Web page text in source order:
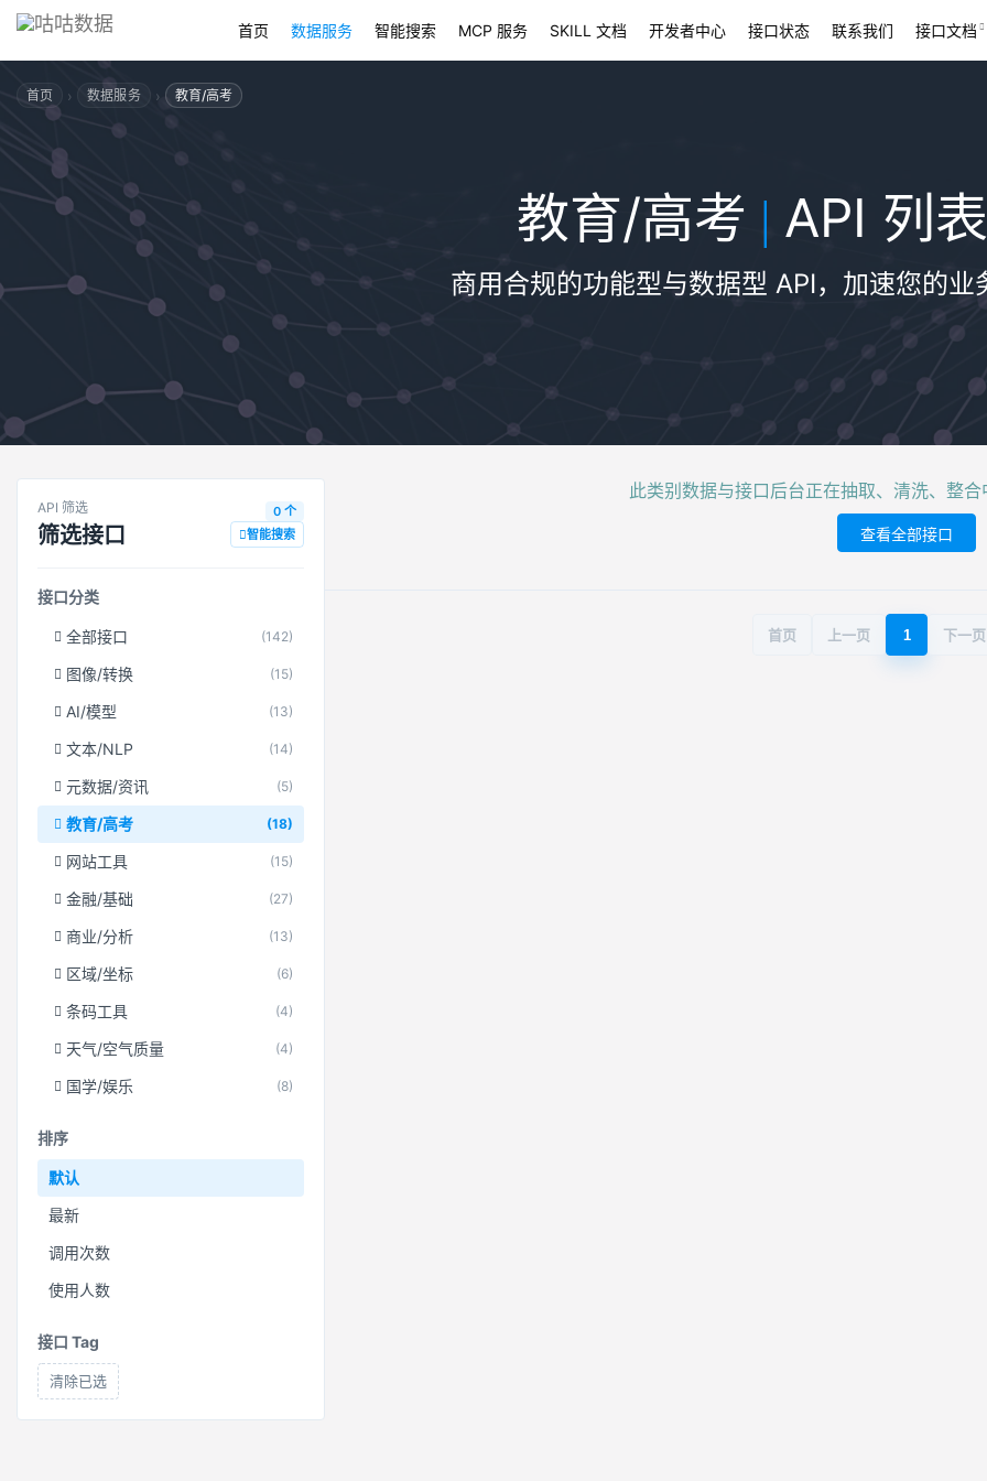
首页 数据服务 智能搜索 MCP 服务 SKILL 文档 开发者中心 接口状态 联系我们 接口文档
首页 › 数据服务 › 教育/高考
教育/高考 | API 列表
商用合规的功能型与数据型 API，加速您的业
API 筛选
筛选接口
0 个
智能搜索
接口分类
全部接口 (142)
图像/转换 (15)
AI/模型 (13)
文本/NLP (14)
元数据/资讯 (5)
教育/高考 (18)
网站工具 (15)
金融/基础 (27)
商业/分析 (13)
区域/坐标 (6)
条码工具 (4)
天气/空气质量 (4)
国学/娱乐 (8)
排序
默认
最新
调用次数
使用人数
接口 Tag
清除已选
此类别数据与接口后台正在抽取、清洗、整
查看全部接口
首页 上一页 1 下一页